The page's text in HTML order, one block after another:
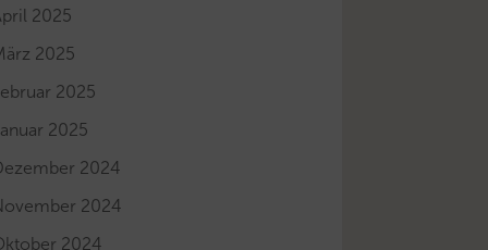
2025
2025
2025
2025
2024
2024
2024